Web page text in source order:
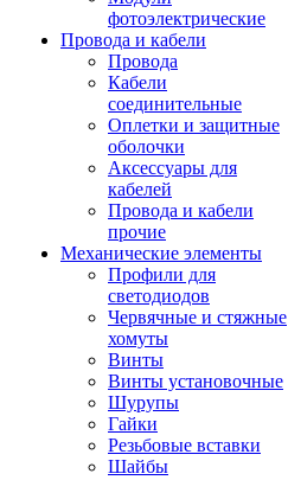
фотоэлектрические
Провода и кабели
Провода
Кабели
соединительные
Оплетки и защитные
оболочки
Аксессуары для
кабелей
Провода и кабели
прочие
Механические элементы
Профили для
светодиодов
Червячные и стяжные
хомуты
Винты
Винты установочные
Шурупы
Гайки
Резьбовые вставки
Шайбы